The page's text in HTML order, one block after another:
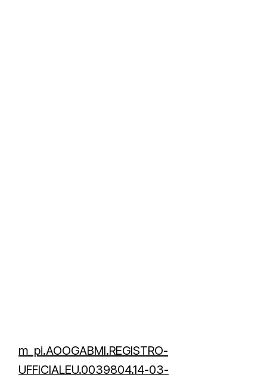
m_pi.AOOGABMI.REGISTRO-
UFFICIALEU.0039804.14-03-